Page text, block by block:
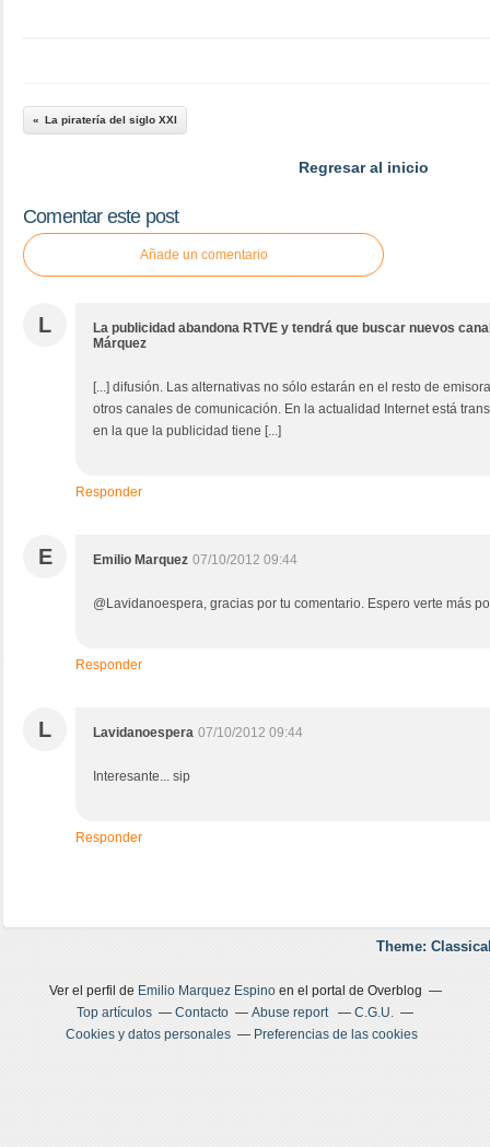
La piratería del siglo XXI
Regresar al inicio
Comentar este post
Añade un comentario
L
La publicidad abandona RTVE y tendrá que buscar nuevos
Márquez
[...] difusión. Las alternativas no sólo estarán en el resto de
otros canales de comunicación. En la actualidad Internet está
en la que la publicidad tiene [...]
Responder
E Emilio Marquez 07/10/2012 09:44
@Lavidanoespera, gracias por tu comentario. Espero verte más
Responder
L Lavidanoespera 07/10/2012 09:44
Interesante... sip
Responder
Theme:
Ver el perfil de Emilio Marquez Espinoen el portal de Overblog
Top artículos
Contacto Abuse report
C.G.U.
Cookies y datos personales
Preferencias de las cookies